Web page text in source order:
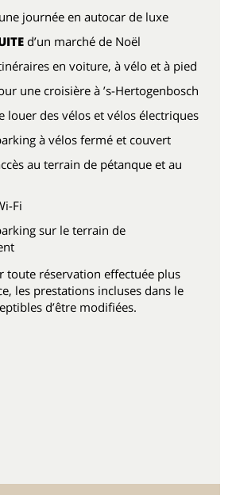
journée en autocar de luxe
d’un marché de Noël
en voiture, à vélo et à pied
une croisière à ’s-Hertogenbosch
louer des vélos et vélos électriques
à vélos fermé et couvert
au terrain de pétanque et au
Fi
sur le terrain de
toute réservation effectuée plus
les prestations incluses dans le
d’être modifiées.